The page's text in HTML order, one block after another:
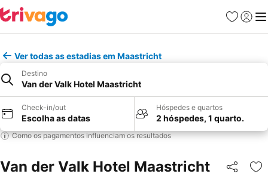
Favoritos
Iniciar
Ver todas as estadias em Maastricht
Destino
Van der Valk Hotel Maastricht
Check-in/out
Escolha as datas
Hóspedes e quartos
2 hóspedes, 1 quarto.
Como os pagamentos influenciam os resultados
Van der Valk Hotel Maastricht Partilhar